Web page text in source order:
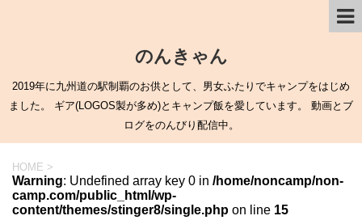
のんきゃん
2019年に九州道の駅制覇のお供として、男女ふたりでキャンプをはじめ
ました。 ギア(LOGOS製が多め)とキャンプ飯を愛しています。 動画とブ
ログをのんびり配信中。
HOME >
Warning: Undefined array key 0 in /home/noncamp/non-
camp.com/public_html/wp-
content/themes/stinger8/single.php on line 15